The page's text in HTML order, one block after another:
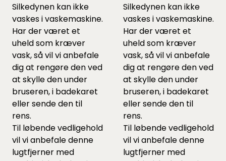
Silkedynen kan ikke
vaskes i vaskemaskine.
Har der været et
uheld som kræver
vask, så vil vi anbefale
dig at rengøre den ved
at skylle den under
bruseren, i badekaret
eller sende den til
rens.
Til løbende vedligehold
vil vi anbefaledenne
lugtfjerner med
Silkedynen kan ikke
vaskes i vaskemaskine.
Har der været et
uheld som kræver
vask, så vil vi anbefale
dig at rengøre den ved
at skylle den under
bruseren, i badekaret
eller sende den til
rens.
Til løbende vedligehold
vil vi anbefaledenne
lugtfjerner med